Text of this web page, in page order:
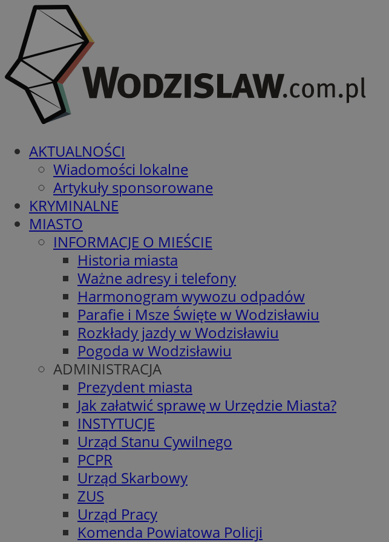
AKTUALNOŚCI
Wiadomości lokalne
Artykuły sponsorowane
KRYMINALNE
MIASTO
INFORMACJE O MIEŚCIE
Historia miasta
Ważne adresy i telefony
Harmonogram wywozu odpadów
Parafie i Msze Święte w Wodzisławiu
Rozkłady jazdy w Wodzisławiu
Pogoda w Wodzisławiu
ADMINISTRACJA
Prezydent miasta
Jak załatwić sprawę w Urzędzie Miasta?
INSTYTUCJE
Urząd Stanu Cywilnego
PCPR
Urząd Skarbowy
ZUS
Urząd Pracy
Komenda Powiatowa Policji